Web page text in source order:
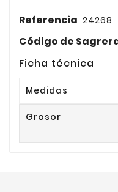
Referencia 24268
Código de
Ficha técnica
Medidas
Grosor